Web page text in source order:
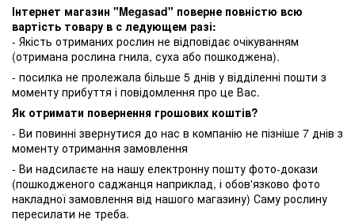
Інтернет магазин "Megasad" поверне повністю всю
вартість товару в с ледующем разі:
- Якість отриманих рослин не відповідає очікуванням
(отримана рослина гнила, суха або пошкоджена).
- посилка не пролежала більше 5 днів у відділенні пошти з
моменту прибуття і повідомлення про це Вас.
Як отримати повернення грошових коштів?
- Ви повинні звернутися до нас в компанію не пізніше 7 днів з
моменту отримання замовлення
- Ви надсилаєте на нашу електронну пошту фото-докази
(пошкодженого саджанця наприклад, і обов'язково фото
накладної замовлення від нашого магазину) Саму рослину
пересилати не треба.